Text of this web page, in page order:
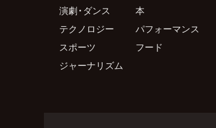
演劇・ダンス
本
テクノロジー
パフォーマンス
スポーツ
フード
ジャーナリズム